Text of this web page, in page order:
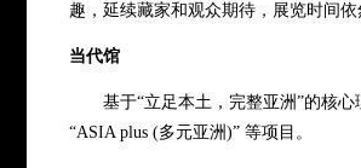
趣，延续藏家和观众期待，展览时间
当代馆
基于“立足本土，完整亚洲”的核心
“ASIA plus (多元亚洲)” 等项目。